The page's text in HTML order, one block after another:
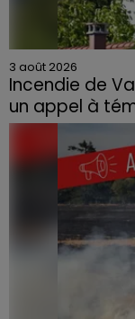
3 août 2026
Incendie de
un appel à
Le feu, parti
quartier
contraint à